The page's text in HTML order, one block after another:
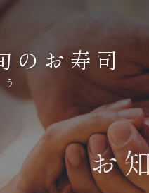
のお寿司
お